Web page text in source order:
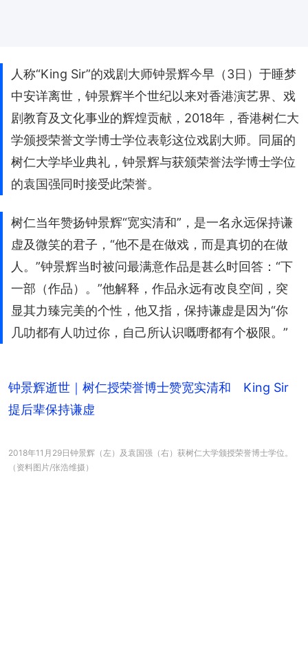
人称“King Sir”的戏剧大师钟景辉今早（3日）于睡梦
中安详离世，钟景辉半个世纪以来对香港演艺界、戏
剧教育及文化事业的辉煌贡献，2018年，香港树仁大
学颁授荣誉文学博士学位表彰这位戏剧大师。同届的
树仁大学毕业典礼，钟景辉与获颁荣誉法学博士学位
的袁国强同时接受此荣誉。
树仁当年赞扬钟景辉“宽实清和”，是一名永远保持谦
虚及微笑的君子，“他不是在做戏，而是真切的在做
人。”钟景辉当时被问最满意作品是甚么时回答：“下
一部（作品）。”他解释，作品永远有改良空间，突
显其力臻完美的个性，他又指，保持谦虚是因为“你
几叻都有人叻过你，自己所认识嘅嘢都有个极限。”
钟景辉逝世｜树仁授荣誉博士赞宽实清和 King Sir
提后辈保持谦虚
2018年11月29日钟景辉（左）及袁国强（右）获树仁大学颁授荣誉博士学位。
（资料图片/张浩维摄）